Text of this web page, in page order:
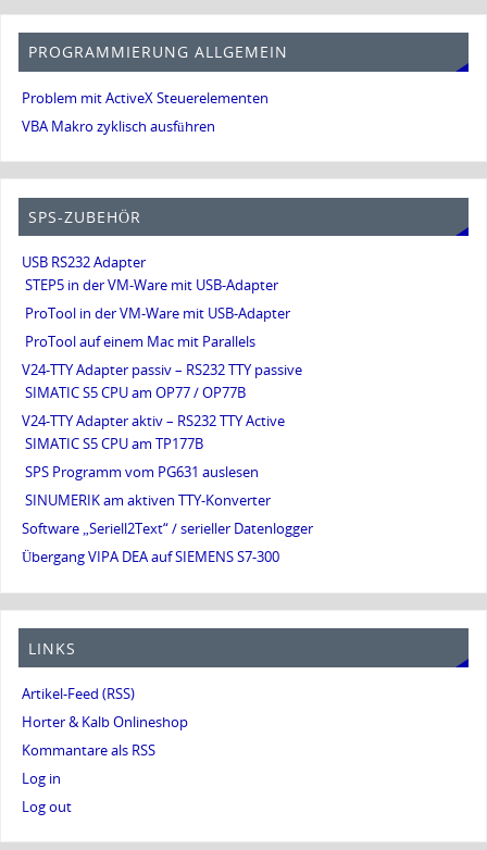
PROGRAMMIERUNG ALLGEMEIN
Problem mit ActiveX Steuerelementen
VBA Makro zyklisch ausführen
SPS-ZUBEHÖR
USB RS232 Adapter
STEP5 in der VM-Ware mit USB-Adapter
ProTool in der VM-Ware mit USB-Adapter
ProTool auf einem Mac mit Parallels
V24-TTY Adapter passiv – RS232 TTY passive
SIMATIC S5 CPU am OP77 / OP77B
V24-TTY Adapter aktiv – RS232 TTY Active
SIMATIC S5 CPU am TP177B
SPS Programm vom PG631 auslesen
SINUMERIK am aktiven TTY-Konverter
Software „Seriell2Text“ / serieller Datenlogger
Übergang VIPA DEA auf SIEMENS S7-300
LINKS
Artikel-Feed (RSS)
Horter & Kalb Onlineshop
Kommantare als RSS
Log in
Log out